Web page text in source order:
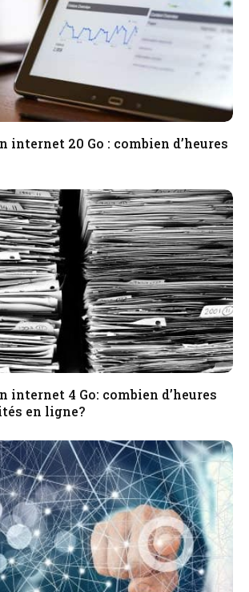
internet 20 Go : combien d’heures
internet 4 Go: combien d’heures
en ligne?